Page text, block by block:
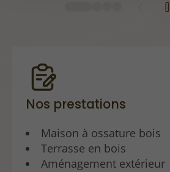
Nos prestations
Maison à ossature bois
Terrasse en bois
Aménagement extérieur